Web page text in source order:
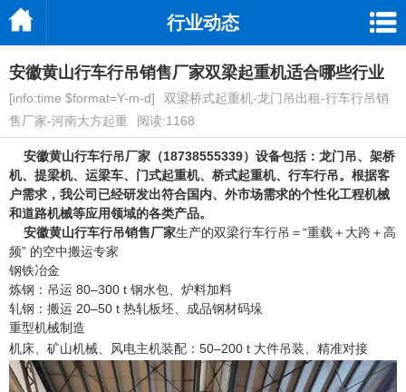
行业动态
安徽黄山行车行吊销售厂家双梁起重机适合哪些行业
[info:time $format=Y-m-d]
双梁桥式起重机-龙门吊出租-行车行吊销
售厂家-河南大方起重
阅读:1168
安徽黄山行车行吊厂家 （18738555339）设备包括：龙门吊、架桥
机、提梁机、运梁车、门式起重机、桥式起重机、行车行吊。根据客
户需求，我公司已经研发出符合国内、外市场需求的个性化工程机械
和道路机械等应用领域的各类产品。
安徽黄山行车行吊销售厂家生产的双梁行车行吊＝“重载＋大跨＋高
频” 的空中搬运专家
钢铁冶金
炼钢：吊运 80–300 t 钢水包、炉料加料
轧钢：搬运 20–50 t 热轧板坯、成品钢材码垛
重型机械制造
机床、矿山机械、风电主机装配：50–200 t 大件吊装、精准对接